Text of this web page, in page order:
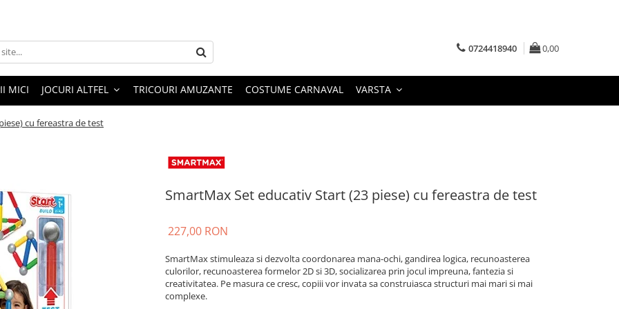
0724418940 0,00
MICI JOCURI ALTFEL TRICOURI AMUZANTE COSTUME CARNAVAL VARSTA
cu fereastra de test
SmartMax Set educativ Start (23 piese) cu fereastra de test
227,00 RON
SmartMax stimuleaza si dezvolta coordonarea mana-ochi, gandirea logica, recunoasterea
culorilor, recunoasterea formelor 2D si 3D, socializarea prin jocul impreuna, fantezia si
creativitatea. Pe masura ce cresc, copiii vor invata sa construiasca structuri mai mari si mai
complexe.